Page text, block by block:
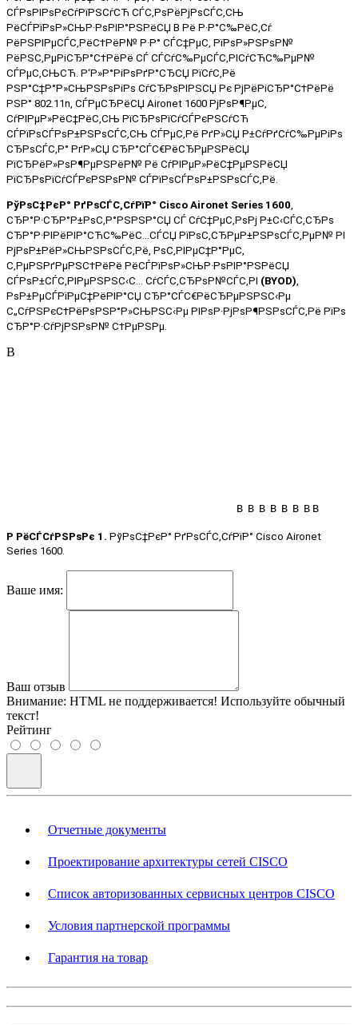
СЃРѕРІРѕРєСѓРїРЅСѓСЋ СЃС‚РѕРёРјРѕСЃС‚СЊ
РёСЃРїРѕР»СЊР·РѕРІР°РЅРёСЏ В Рё Р·Р°С‰РёС‚Сѓ
РёРЅРІРµСЃС‚РёС†РёР№ Р·Р° СЃС‡РµС‚ РїРѕР»РЅРѕР№
РёРЅС‚РµРіСЂР°С†РёРё СЃ СЃСѓС‰РµСЃС‚РІСѓСЋС‰РµР№
СЃРµС‚СЊСЋ. Р‘Р»Р°РіРѕРґР°СЂСЏ РїСѓС‚Рё
РЅР°С‡Р°Р»СЊРЅРѕРіРѕ СѓСЂРѕРІРЅСЏ Рє РјРёРіСЂР°С†РёРё
РЅР° 802.11n, СЃРµСЂРёСЏ Aironet 1600 РјРѕР¶РµС‚
СѓРІРµР»РёС‡РёС‚СЊ РїСЂРѕРїСѓСЃРєРЅСѓСЋ
СЃРїРѕСЃРѕР±РЅРѕСЃС‚СЊ СЃРµС‚Рё РґР»СЏ Р±СѓРґСѓС‰РµРіРѕ
СЂРѕСЃС‚Р° РґР»СЏ СЂР°СЃС€РёСЂРµРЅРёСЏ
РїСЂРёР»РѕР¶РµРЅРёР№ Рё СѓРІРµР»РёС‡РµРЅРёСЏ
РїСЂРѕРїСѓСЃРєРЅРѕР№ СЃРїРѕСЃРѕР±РЅРѕСЃС‚Рё.
РўРѕС‡РєР° РґРѕСЃС‚СѓРїР° Cisco Aironet Series 1600,
СЂР°Р·СЂР°Р±РѕС‚Р°РЅРЅР°СЏ СЃ СѓС‡РµС‚РѕРј Р±С‹СЃС‚СЂРѕ
СЂР°Р·РІРёРІР°СЋС‰РёС…СЃСЏ РїРѕС‚СЂРµР±РЅРѕСЃС‚РµР№ РІ
РјРѕР±РёР»СЊРЅРѕСЃС‚Рё, РѕС‚РІРµС‡Р°РµС‚
С‚РµРЅРґРµРЅС†РёРё РёСЃРїРѕР»СЊР·РѕРІР°РЅРёСЏ
СЃРѕР±СЃС‚РІРµРЅРЅС‹С… СѓСЃС‚СЂРѕР№СЃС‚РІ (BYOD),
РѕР±РµСЃРїРµС‡РёРІР°СЏ СЂР°СЃС€РёСЂРµРЅРЅС‹Рµ
С„СѓРЅРєС†РёРѕРЅР°Р»СЊРЅС‹Рµ РІРѕР·РјРѕР¶РЅРѕСЃС‚Рё РїРѕ
СЂР°Р·СѓРјРЅРѕР№ С†РµРЅРµ.
В
В В В В В В В В
Р РёСЃСѓРЅРѕРє 1. РўРѕС‡РєР° РґРѕСЃС‚СѓРїР° Cisco Aironet
Series 1600.
Ваше имя:
Ваш отзыв
Внимание: HTML не поддерживается! Используйте обычный
текст!
Рейтинг
Отчетные документы
Проектирование архитектуры сетей CISCO
Список авторизованных сервисных центров CISCO
Условия партнерской программы
Гарантия на товар